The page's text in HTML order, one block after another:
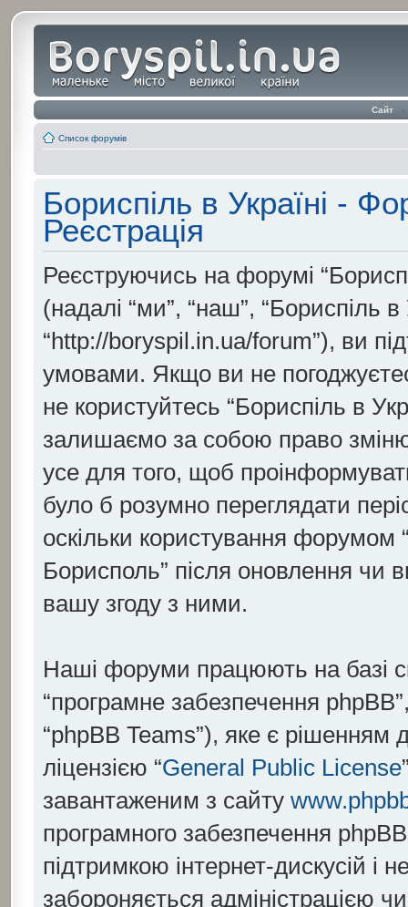
Сайт ‹
Список форумів
Бориспіль в Україні -
Реєстрація
Реєструючись на форумі
(надалі “ми”, “наш”, “Бориспіль
“http://boryspil.in.ua/forum”), ви
умовами. Якщо ви не
не користуйтесь “Бориспіль в
залишаємо за собою право
усе для того, щоб
було б розумно переглядати
оскільки користування форумом
Борисполь” після оновлення чи
вашу згоду з ними.
Наші форуми працюють на базі
“програмне забезпечення
“phpBB Teams”), яке є
ліцензією “General Public License
завантаженим з сайту
програмного забезпечення
підтримкою інтернет-дискусій
забороняється адміністрацією